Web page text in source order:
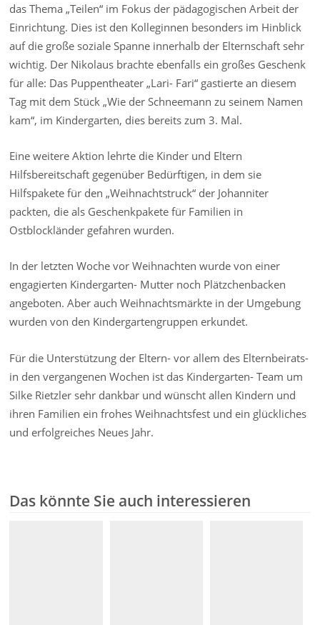
das Thema „Teilen“ im Fokus der pädagogischen Arbeit der
Einrichtung. Dies ist den Kolleginnen besonders im Hinblick
auf die große soziale Spanne innerhalb der Elternschaft sehr
wichtig. Der Nikolaus brachte ebenfalls ein großes Geschenk
für alle: Das Puppentheater „Lari- Fari“ gastierte an diesem
Tag mit dem Stück „Wie der Schneemann zu seinem Namen
kam“, im Kindergarten, dies bereits zum 3. Mal.
Eine weitere Aktion lehrte die Kinder und Eltern
Hilfsbereitschaft gegenüber Bedürftigen, in dem sie
Hilfspakete für den „Weihnachtstruck“ der Johanniter
packten, die als Geschenkpakete für Familien in
Ostblockländer gefahren wurden.
In der letzten Woche vor Weihnachten wurde von einer
engagierten Kindergarten- Mutter noch Plätzchenbacken
angeboten. Aber auch Weihnachtsmärkte in der Umgebung
wurden von den Kindergartengruppen erkundet.
Für die Unterstützung der Eltern- vor allem des Elternbeirats-
in den vergangenen Wochen ist das Kindergarten- Team um
Silke Rietzler sehr dankbar und wünscht allen Kindern und
ihren Familien ein frohes Weihnachtsfest und ein glückliches
und erfolgreiches Neues Jahr.
Das könnte Sie auch interessieren